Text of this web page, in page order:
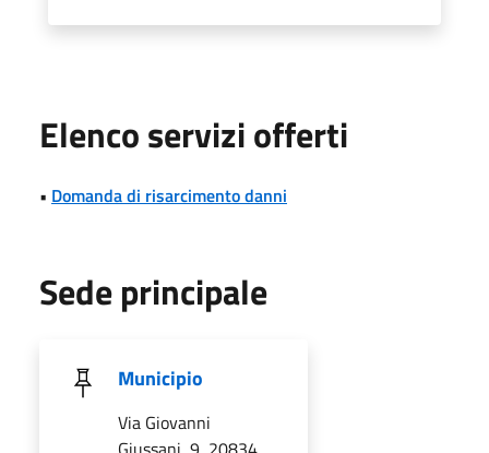
Elenco servizi offerti
• Domanda di risarcimento danni
Sede principale
Municipio
Via Giovanni